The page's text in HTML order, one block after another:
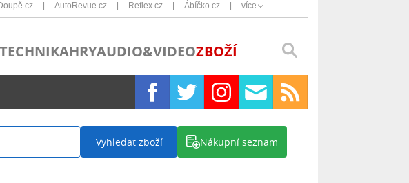
AutoRevue.cz Reflex.cz Ábíčko.cz více
TECHNIKAHRYAUDIO&VIDEOZBOŽÍ
Vyhledat zboží Nákupní seznam